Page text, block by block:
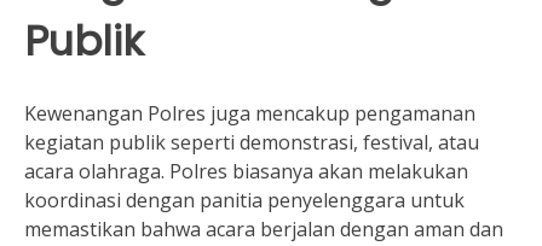
Publik
Kewenangan Polres juga mencakup pengamanan
kegiatan publik seperti demonstrasi, festival, atau
acara olahraga. Polres biasanya akan melakukan
koordinasi dengan panitia penyelenggara untuk
memastikan bahwa acara berjalan dengan aman dan